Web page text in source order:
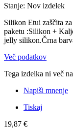
Stanje: Nov izdelek
Silikon Etui zaščita
paketu :Silikon +
jelly silikon.Črna
Več podatkov
Tega izdelka ni več
Napiši mnenje
Tiskaj
19,87 €